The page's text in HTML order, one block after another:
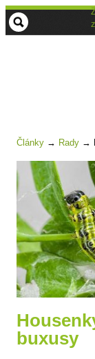
Články → Rady →
buxusy